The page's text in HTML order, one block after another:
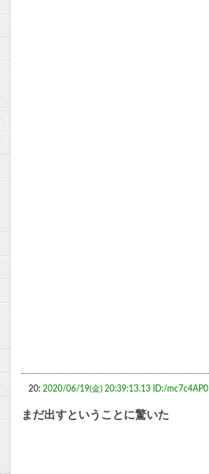
20: 2020/06/19(金) 20:39:13.13 ID:/mc7c4AP0
まだ出すということに驚いた